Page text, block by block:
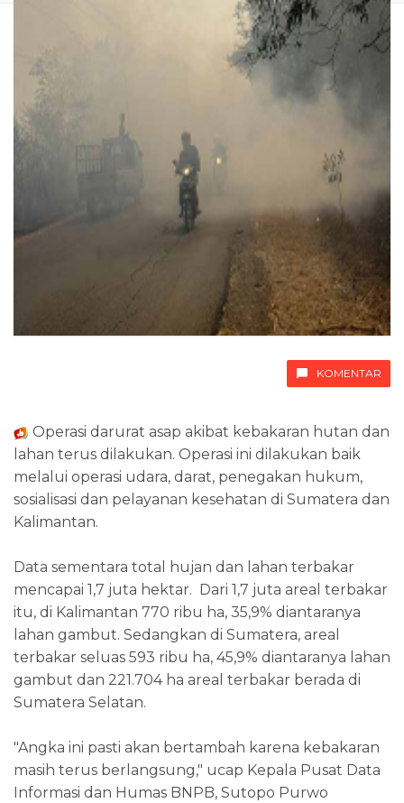
KOMENTAR
Operasi darurat asap akibat kebakaran hutan dan
lahan terus dilakukan. Operasi ini dilakukan baik
melalui operasi udara, darat, penegakan hukum,
sosialisasi dan pelayanan kesehatan di Sumatera dan
Kalimantan.
Data sementara total hujan dan lahan terbakar
mencapai 1,7 juta hektar. Dari 1,7 juta areal terbakar
itu, di Kalimantan 770 ribu ha, 35,9% diantaranya
lahan gambut. Sedangkan di Sumatera, areal
terbakar seluas 593 ribu ha, 45,9% diantaranya lahan
gambut dan 221.704 ha areal terbakar berada di
Sumatera Selatan.
"Angka ini pasti akan bertambah karena kebakaran
masih terus berlangsung," ucap Kepala Pusat Data
Informasi dan Humas BNPB, Sutopo Purwo